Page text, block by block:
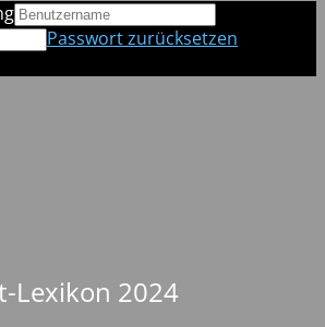
Lexikon 2024
Passwort zurücksetzen